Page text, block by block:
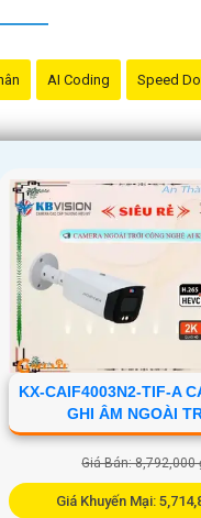
AI Coding Speed
KX-CAIF4003N2-TIF-A
GHI ÂM NGOÀI
Giá Bán: 8,792,000
Giá Khuyến Mại: